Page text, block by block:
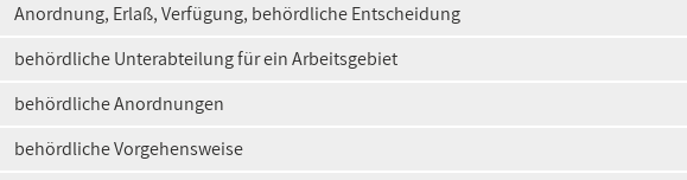
Anordnung, Erlaß, Verfügung, behördliche Entscheidung
behördliche Unterabteilung für ein Arbeitsgebiet
behördliche Anordnungen
behördliche Vorgehensweise